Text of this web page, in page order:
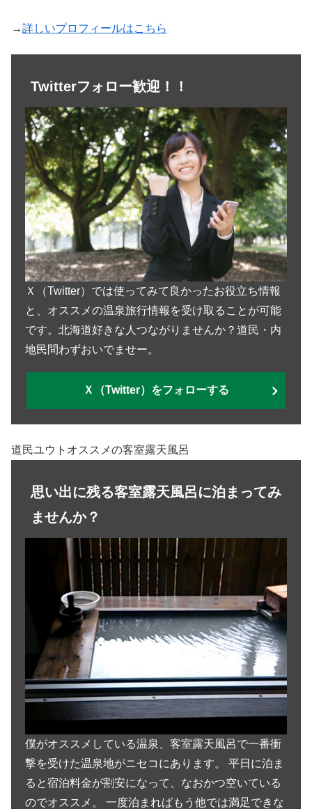
→詳しいプロフィールはこちら
Twitterフォロー歓迎！！
Ｘ（Twitter）では使ってみて良かったお役立ち情報
と、オススメの温泉旅行情報を受け取ることが可能
です。北海道好きな人つながりませんか？道民・内
地民問わずおいでませー。
Ｘ（Twitter）をフォローする
道民ユウトオススメの客室露天風呂
思い出に残る客室露天風呂に泊まってみ
ませんか？
僕がオススメしている温泉、客室露天風呂で一番衝
撃を受けた温泉地がニセコにあります。 平日に泊ま
ると宿泊料金が割安になって、なおかつ空いている
のでオススメ。 一度泊まればもう他では満足できな